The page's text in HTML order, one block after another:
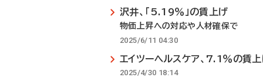
沢井、「5.19％」の賃上げ
物価上昇への対応や人材確保で
2025/6/11 04:30
エイツーヘルスケア、7.1％の賃
2025/4/30 18:14